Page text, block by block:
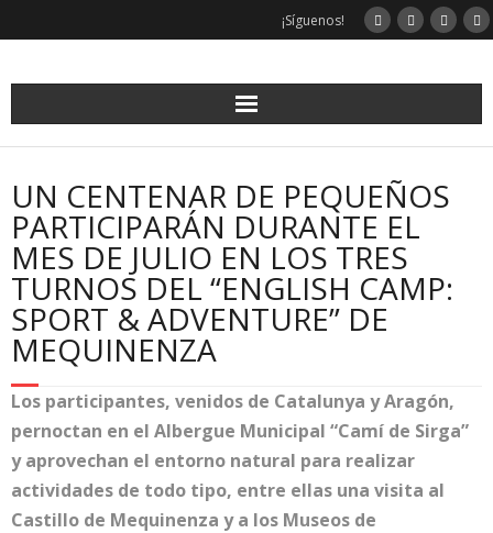
¡Síguenos!
UN CENTENAR DE PEQUEÑOS
PARTICIPARÁN DURANTE EL
MES DE JULIO EN LOS TRES
TURNOS DEL “ENGLISH CAMP:
SPORT & ADVENTURE” DE
MEQUINENZA
Los participantes, venidos de Catalunya y Aragón,
pernoctan en el Albergue Municipal “Camí de Sirga”
y aprovechan el entorno natural para realizar
actividades de todo tipo, entre ellas una visita al
Castillo de Mequinenza y a los Museos de